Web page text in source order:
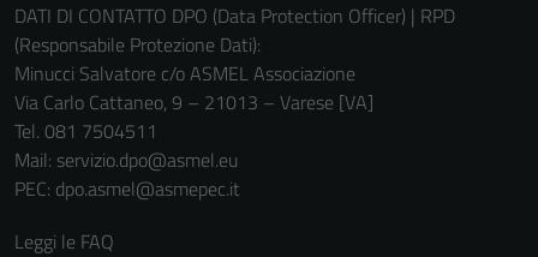
DATI DI CONTATTO DPO (Data Protection Officer) | RPD
(Responsabile Protezione Dati):
Minucci Salvatore c/o ASMEL Associazione
Via Carlo Cattaneo, 9 – 21013 – Varese [VA]
Tel. 081 7504511
Mail: servizio.dpo@asmel.eu
PEC: dpo.asmel@asmepec.it
Leggi le FAQ
disabilitati.
non raccolgono
informazioni